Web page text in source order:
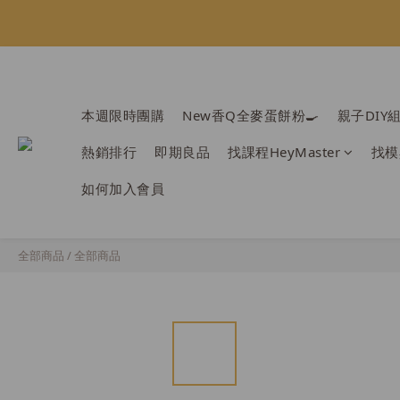
本週限時團購 New香Q全麥蛋餅粉🍳 親子DIY
熱銷排行 即期良品 找課程HeyMaster 找
如何加入會員
全部商品 / 全部商品